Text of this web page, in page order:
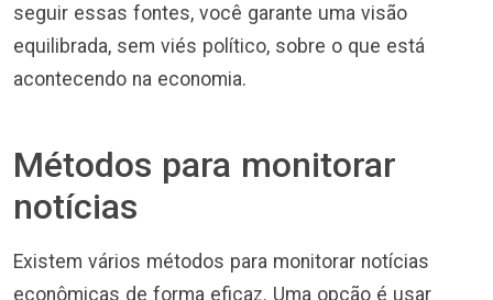
seguir essas fontes, você garante uma visão
equilibrada, sem viés político, sobre o que está
acontecendo na economia.
Métodos para monitorar
notícias
Existem vários métodos para monitorar notícias
econômicas de forma eficaz. Uma opção é usar